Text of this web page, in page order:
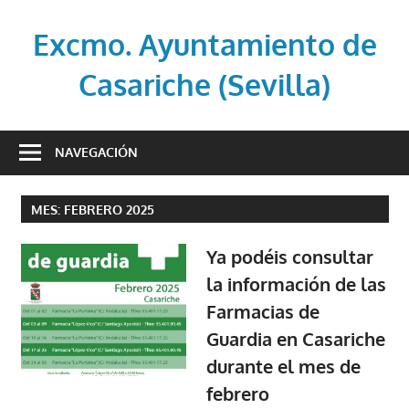
contenidoExcmo. Ayuntamiento de
Casariche (Sevilla)
oficial
Ayuntamiento
de
Casariche
(Sevilla)
NAVEGACIÓN
MES: FEBRERO 2025
Ya podéis consultar
la información de las
Farmacias de
Guardia en Casariche
durante el mes de
febrero